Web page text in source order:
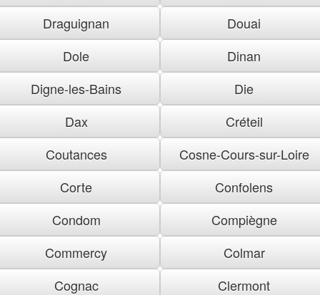
Draguignan
Douai
Dole
Dinan
Digne-les-Bains
Die
Dax
Créteil
Coutances
Cosne-Cours-sur-Loire
Corte
Confolens
Condom
Compiègne
Commercy
Colmar
Cognac
Clermont